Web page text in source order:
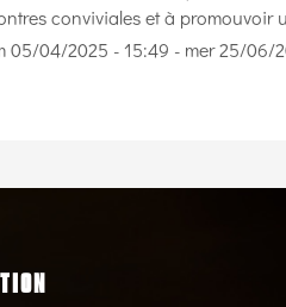
conviviales et à promouvoir
05/04/2025 - 15:49 - mer 25/06/